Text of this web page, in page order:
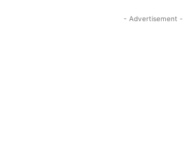
- Advertisement -